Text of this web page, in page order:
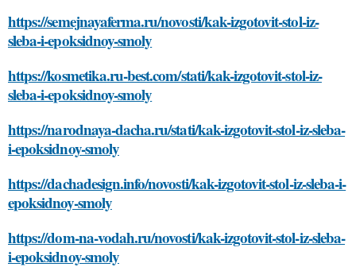
https://semejnayaferma.ru/novosti/kak-izgotovit-stol-iz-
sleba-i-epoksidnoy-smoly
https://kosmetika.ru-best.com/stati/kak-izgotovit-stol-iz-
sleba-i-epoksidnoy-smoly
https://narodnaya-dacha.ru/stati/kak-izgotovit-stol-iz-sleba-
i-epoksidnoy-smoly
https://dachadesign.info/novosti/kak-izgotovit-stol-iz-sleba-i-
epoksidnoy-smoly
https://dom-na-vodah.ru/novosti/kak-izgotovit-stol-iz-sleba-
i-epoksidnoy-smoly